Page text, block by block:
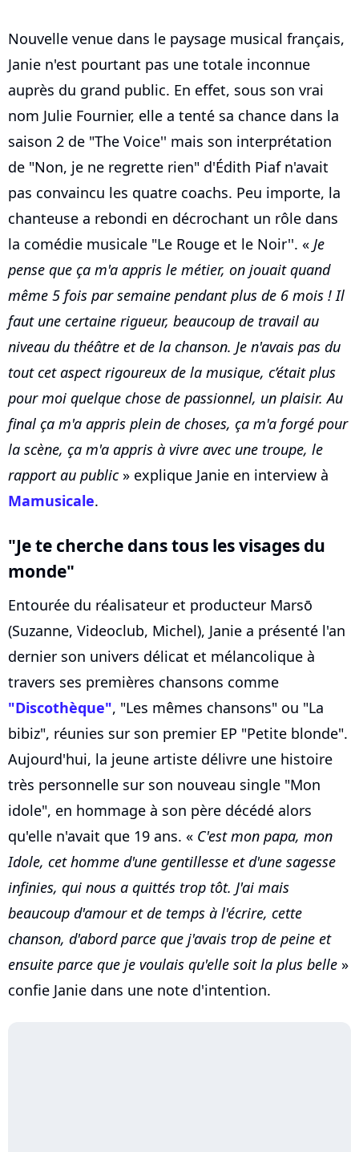
Nouvelle venue dans le paysage musical français,
Janie n'est pourtant pas une totale inconnue
auprès du grand public. En effet, sous son vrai
nom Julie Fournier, elle a tenté sa chance dans la
saison 2 de "The Voice'' mais son interprétation
de "Non, je ne regrette rien" d'Édith Piaf n'avait
pas convaincu les quatre coachs. Peu importe, la
chanteuse a rebondi en décrochant un rôle dans
la comédie musicale "Le Rouge et le Noir''. « Je
pense que ça m'a appris le métier, on jouait quand
même 5 fois par semaine pendant plus de 6 mois ! Il
faut une certaine rigueur, beaucoup de travail au
niveau du théâtre et de la chanson. Je n'avais pas du
tout cet aspect rigoureux de la musique, c’était plus
pour moi quelque chose de passionnel, un plaisir. Au
final ça m'a appris plein de choses, ça m'a forgé pour
la scène, ça m'a appris à vivre avec une troupe, le
rapport au public» explique Janie en interview à
Mamusicale.
"Je te cherche dans tous les visages du
monde"
Entourée du réalisateur et producteur Marsō
(Suzanne, Videoclub, Michel), Janie a présenté l'an
dernier son univers délicat et mélancolique à
travers ses premières chansons comme
"Discothèque", "Les mêmes chansons" ou "La
bibiz", réunies sur son premier EP "Petite blonde".
Aujourd'hui, la jeune artiste délivre une histoire
très personnelle sur son nouveau single "Mon
idole", en hommage à son père décédé alors
qu'elle n'avait que 19 ans. « C'est mon papa, mon
Idole, cet homme d'une gentillesse et d'une sagesse
infinies, qui nous a quittés trop tôt. J'ai mais
beaucoup d'amour et de temps à l'écrire, cette
chanson, d'abord parce que j'avais trop de peine et
ensuite parce que je voulais qu'elle soit la plus belle »
confie Janie dans une note d'intention.